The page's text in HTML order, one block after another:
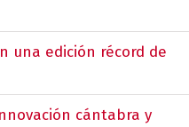
una edición récord de
cántabra y